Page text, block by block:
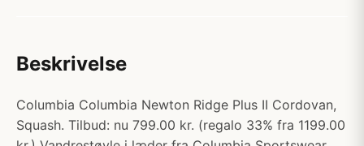
Beskrivelse
Columbia Columbia Newton Ridge Plus II Cordovan,
Squash. Tilbud: nu 799.00 kr. (regalo 33% fra 1199.00